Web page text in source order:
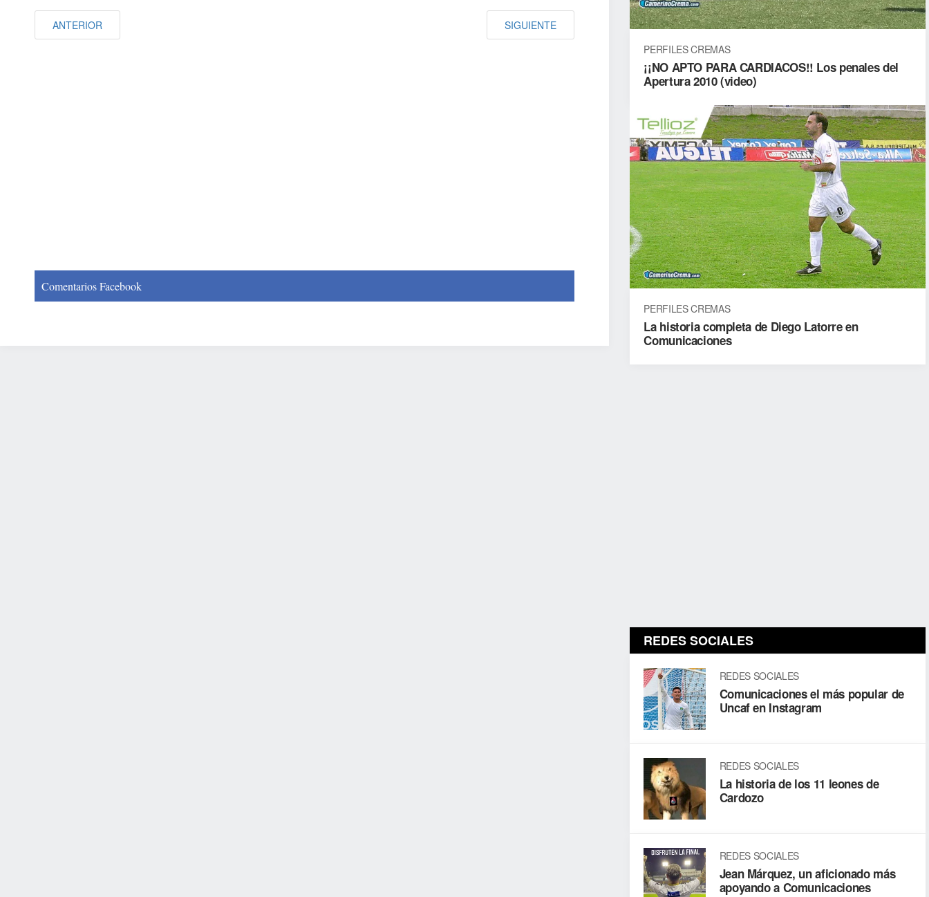
ANTERIOR SIGUIENTE
Comentarios Facebook
PERFILES CREMAS
¡¡NO APTO PARA CARDIACOS!! Los penales del
Apertura 2010 (video)
PERFILES CREMAS
La historia completa de Diego Latorre en
Comunicaciones
REDES SOCIALES
REDES SOCIALES
Comunicaciones el más popular de
Uncaf en Instagram
REDES SOCIALES
La historia de los 11 leones de
Cardozo
REDES SOCIALES
Jean Márquez, un aficionado más
apoyando a Comunicaciones